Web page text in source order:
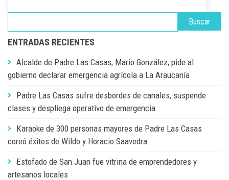
ENTRADAS RECIENTES
Alcalde de Padre Las Casas, Mario González, pide al
gobierno declarar emergencia agrícola a La Araucanía
Padre Las Casas sufre desbordes de canales, suspende
clases y despliega operativo de emergencia
Karaoke de 300 personas mayores de Padre Las Casas
coreó éxitos de Wildo y Horacio Saavedra
Estofado de San Juan fue vitrina de emprendedores y
artesanos locales